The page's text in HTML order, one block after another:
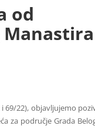
od
Manastira
69/22), objavljujemo
za područje Grada